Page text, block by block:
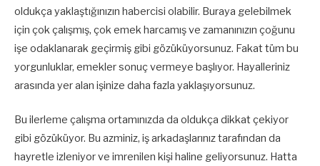
oldukça yaklaştığınızın habercisi olabilir. Buraya gelebilmek
için çok çalışmış, çok emek harcamış ve zamanınızın çoğunu
işe odaklanarak geçirmiş gibi gözüküyorsunuz. Fakat tüm bu
yorgunluklar, emekler sonuç vermeye başlıyor. Hayalleriniz
arasında yer alan işinize daha fazla yaklaşıyorsunuz.
Bu ilerleme çalışma ortamınızda da oldukça dikkat çekiyor
gibi gözüküyor. Bu azminiz, iş arkadaşlarınız tarafından da
hayretle izleniyor ve imrenilen kişi haline geliyorsunuz. Hatta